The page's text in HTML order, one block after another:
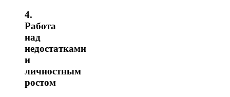
4.
Работа
над
недостатками
и
личностным
ростом